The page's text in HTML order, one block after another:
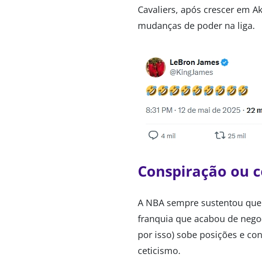
Cavaliers, após crescer em
mudanças de poder na liga.
Conspiração ou
A NBA sempre sustentou
franquia que acabou de
por isso) sobe posições e
ceticismo.